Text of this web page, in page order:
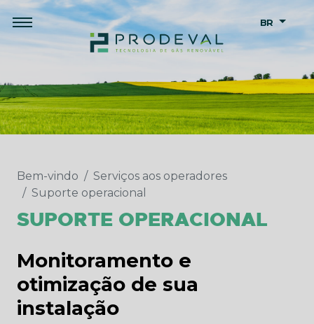
BR
Bem-vindo
Serviços aos operadores
Suporte operacional
SUPORTE OPERACIONAL
Monitoramento e
otimização de sua
instalação